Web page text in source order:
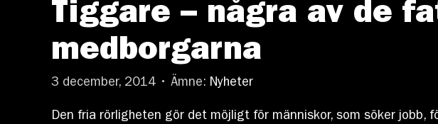
Tiggare – några av de
medborgarna
3 december, 2014 • Ämne: Nyheter
Den fria rörligheten gör det möjligt för människor, som söker jobb,